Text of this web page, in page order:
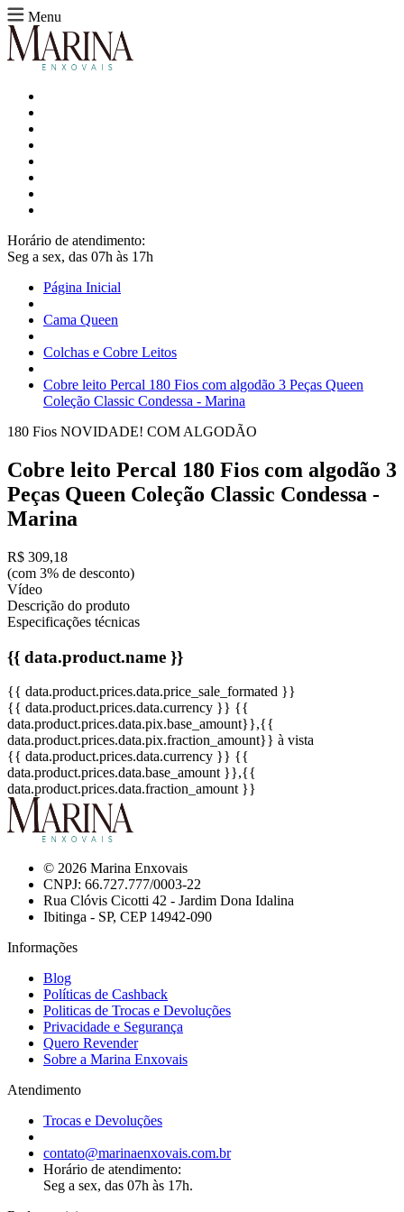
Menu
Horário de atendimento:
Seg a sex, das 07h às 17h
Página Inicial
Cama Queen
Colchas e Cobre Leitos
Cobre leito Percal 180 Fios com algodão 3 Peças Queen
Coleção Classic Condessa - Marina
180 Fios NOVIDADE! COM ALGODÃO
Cobre leito Percal 180 Fios com algodão 3
Peças Queen Coleção Classic Condessa -
Marina
R$ 309,18
(com 3% de desconto)
Vídeo
Descrição do produto
Especificações técnicas
{{ data.product.name }}
{{ data.product.prices.data.price_sale_formated }}
{{ data.product.prices.data.currency }} {{
data.product.prices.data.pix.base_amount}},{{
data.product.prices.data.pix.fraction_amount}} à vista
{{ data.product.prices.data.currency }} {{
data.product.prices.data.base_amount }},{{
data.product.prices.data.fraction_amount }}
© 2026 Marina Enxovais
CNPJ: 66.727.777/0003-22
Rua Clóvis Cicotti 42 - Jardim Dona Idalina
Ibitinga - SP, CEP 14942-090
Informações
Blog
Políticas de Cashback
Politicas de Trocas e Devoluções
Privacidade e Segurança
Quero Revender
Sobre a Marina Enxovais
Atendimento
Trocas e Devoluções
contato@marinaenxovais.com.br
Horário de atendimento:
Seg a sex, das 07h às 17h.